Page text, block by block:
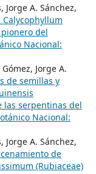
A. Sánchez,
del
Nacional:
Jorge A.
de semillas y
las serpentinas del
Nacional:
A. Sánchez,
de
(Rubiaceae)